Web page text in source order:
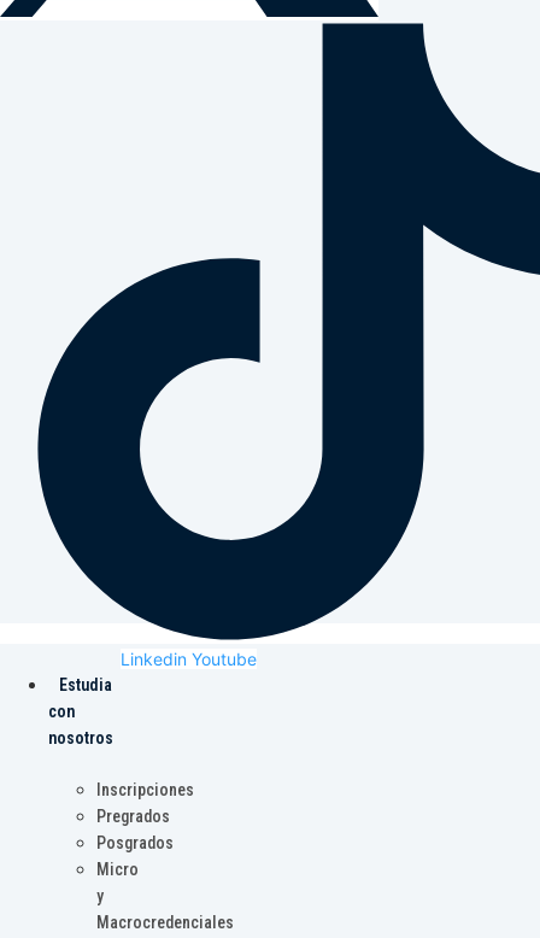
Linkedin Youtube
Estudia
con
nosotros
Inscripciones
Pregrados
Posgrados
Micro
y
Macrocredenciales